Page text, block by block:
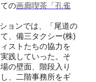
の画廊喫茶「孔雀
ョンでは、「尾道の
、備三タクシー(株)
ストたちの協力を
践していった。そ
の壁面、階段入り
、二階事務所をギ